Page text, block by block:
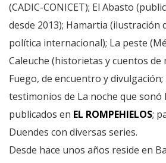
(CADIC-CONICET); El Abasto
desde 2013); Hamartia (ilustración
política internacional); La peste
Caleuche (historietas y cuentos
Fuego, de encuentro y
testimonios de La noche que sonó
publicados en EL ROMPEHIELOS;
Duendes con diversas series.
Desde hace unos años reside en